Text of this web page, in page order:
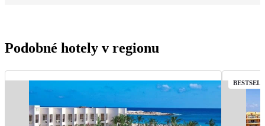
Podobné hotely v regionu